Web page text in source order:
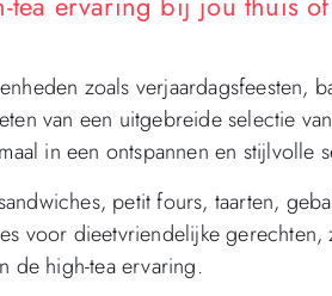
zoals verjaardagsfeesten,
van een uitgebreide selectie
in een ontspannen en stijlvolle
petit fours, taarten,
voor dieetvriendelijke gerechten,
de high-tea ervaring.